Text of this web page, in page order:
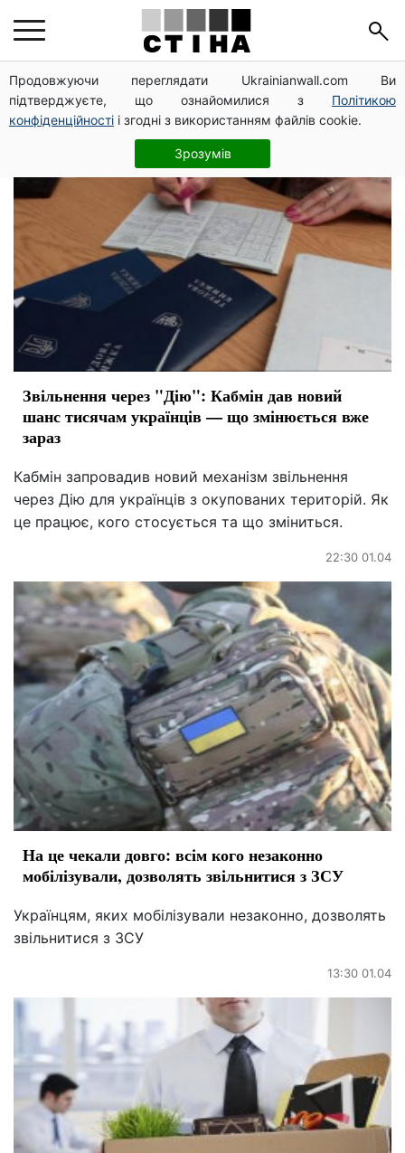
Продовжуючи переглядати Ukrainianwall.com Ви
підтверджуєте, що ознайомилися з Політикою
конфіденційності і згодні з використанням файлів cookie.
Зрозумів
увольнение
Звільнення через "Дію": Кабмін дав новий
шанс тисячам українців — що змінюється вже
зараз
Кабмін запровадив новий механізм звільнення
через Дію для українців з окупованих територій. Як
це працює, кого стосується та що зміниться.
22:30 01.04
На це чекали довго: всім кого незаконно
мобілізували, дозволять звільнитися з ЗСУ
Українцям, яких мобілізували незаконно, дозволять
звільнитися з ЗСУ
13:30 01.04